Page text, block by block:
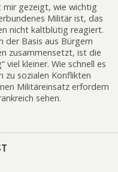
mir gezeigt, wie wichtig
Militär ist, das
nicht kaltblütig reagiert.
der Basis aus Bürgern
zusammensetzt, ist die
viel kleiner. Wie schnell es
zu sozialen Konflikten
Militäreinsatz erfordern
sehen.